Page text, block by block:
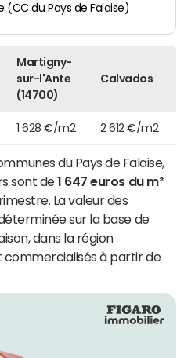
du Pays de Falaise)
Martigny-
sur-l'Ante
(14700)
Calvados
1 628 €/m2 2 612 €/m2
du Pays de Falaise,
sont de1 647 euros du m²
La valeur des
sur la base de
dans la région
commercialisés à partir de